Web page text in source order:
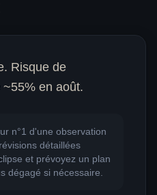
Risque de
en août.
n°1 d'une observation
détaillées
et prévoyez un plan
dégagé si nécessaire.